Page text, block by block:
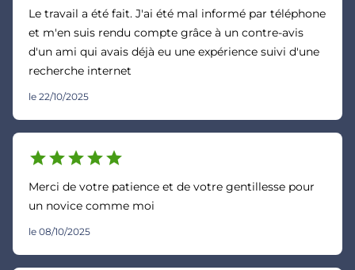
Le travail a été fait. J'ai été mal informé par téléphone
et m'en suis rendu compte grâce à un contre-avis
d'un ami qui avais déjà eu une expérience suivi d'une
recherche internet
le 22/10/2025
starstarstarstarstar
Merci de votre patience et de votre gentillesse pour
un novice comme moi
le 08/10/2025